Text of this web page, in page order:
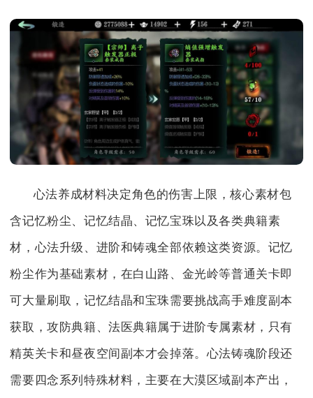
心法养成材料决定角色的伤害上限，核心素材包
含记忆粉尘、记忆结晶、记忆宝珠以及各类典籍素
材，心法升级、进阶和铸魂全部依赖这类资源。记忆
粉尘作为基础素材，在白山路、金光岭等普通关卡即
可大量刷取，记忆结晶和宝珠需要挑战高手难度副本
获取，攻防典籍、法医典籍属于进阶专属素材，只有
精英关卡和昼夜空间副本才会掉落。心法铸魂阶段还
需要四念系列特殊材料，主要在大漠区域副本产出，